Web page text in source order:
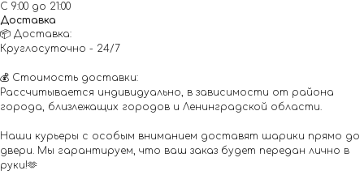
С 9:00 до 21:00
Доставка
📦 Доставка:
Круглосуточно - 24/7
💰 Стоимость доставки:
Рассчитывается индивидуально, в зависимости от района
города, близлежащих городов и Ленинградской области.
Наши курьеры с особым вниманием доставят шарики прямо до
двери. Мы гарантируем, что ваш заказ будет передан лично в
руки!🫶